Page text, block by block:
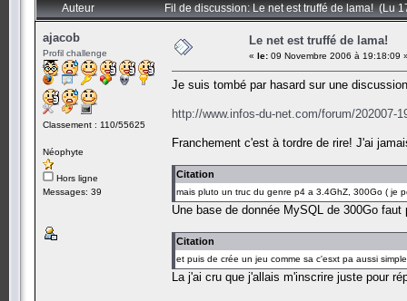
Auteur Fil de discussion: Le net est truffé de lama! (Lu
ajacob
Profil challenge
Classement : 110/55625
Néophyte
Hors ligne
Messages: 39
Le net est truffé de lama!
« le: 09 Novembre 2006 à 19:18:09
Je suis tombé par hasard sur une
http://www.infos-du-net.com/forum/202007-
Franchement c'est à tordre de rire! J'ai
Citation
mais pluto un truc du genre p4 a 3.4GhZ, 300Go ( je
Une base de donnée MySQL de 300Go
Citation
et puis de crée un jeu comme sa c'esxt pa aussi
La j'ai cru que j'allais m'inscrire juste pour